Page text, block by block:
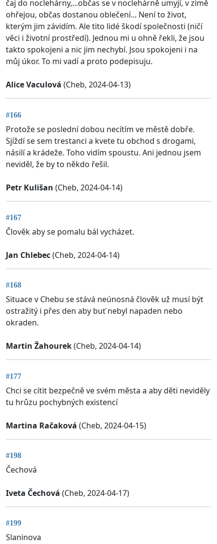
čaj do noclehárny,...občas se v noclehárně umyjí, v zimě
ohřejou, občas dostanou oblečení... Není to život,
kterým jim závidím. Ale tito lidé škodí společnosti (ničí
věci i životní prostředí). Jednou mi u ohně řekli, že jsou
takto spokojeni a nic jim nechybí. Jsou spokojeni i na
můj úkor. To mi vadí a proto podepisuju.
Alice Vaculová (Cheb, 2024-04-13)
#166
Protože se poslední dobou necítím ve městě dobře.
Sjíždí se sem trestanci a kvete tu obchod s drogami,
násilí a krádeže. Toho vidím spoustu. Ani jednou jsem
neviděl, že by to někdo řešil.
Petr Kulišan (Cheb, 2024-04-14)
#167
Člověk aby se pomalu bál vycházet.
Jan Chlebec(Cheb, 2024-04-14)
#168
Situace v Chebu se stává neúnosná člověk už musí být
ostražitý i přes den aby buť nebyl napaden nebo
okraden.
Martin Žahourek(Cheb, 2024-04-14)
#177
Chci se cítit bezpečně ve svém města a aby děti neviděly
tu hrůzu pochybných existencí
Martina Račaková (Cheb, 2024-04-15)
#198
Čechová
Iveta Čechová (Cheb, 2024-04-17)
#199
Slaninova